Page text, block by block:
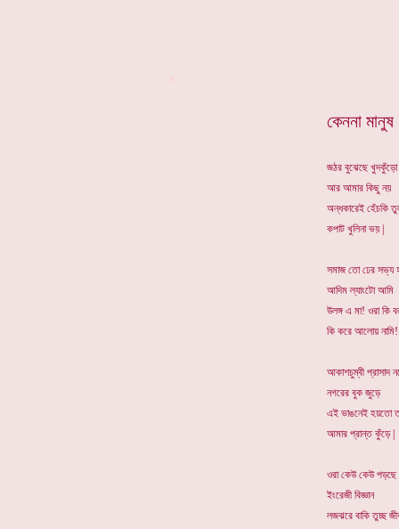
কেননা
জঠর বুঝেছে খুদকুঁড়ো
আর আমার কিছু নয়
অন্ধকারেই হেঁচকি
কপাট খুলিনা ভয় |
সমাজ তো ঢের সভ্য
আদিম ল্যাংটো আমি
উলঙ্গ এ মা! ওরা কি
কি করে আলোয় নামি!
আকাশচুম্বী প্রাসাদ
নগরের বুক জুড়ে
এই ভাঙনেই হয়তো
আমার প্রান্ত কুঁড়ে |
ওরা কেউ কেউ পড়ছে
ইংরেজী বিজ্ঞান
লজঝরে বাকি তুচ্ছ